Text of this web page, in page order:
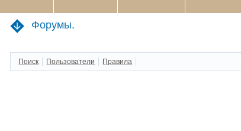
Форумы.
Поиск Пользователи Правила